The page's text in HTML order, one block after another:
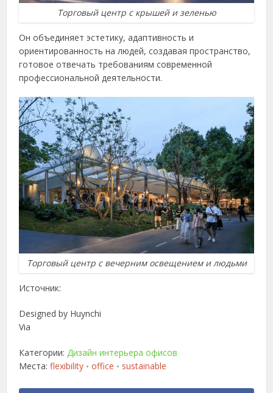
Торговый центр с крышей и зеленью
Он объединяет эстетику, адаптивность и
ориентированность на людей, создавая пространство,
готовое отвечать требованиям современной
профессиональной деятельности.
Торговый центр с вечерним освещением и людьми
Источник:
Designed by Huynchi
Via
Категории:Дизайн интерьера офисов
Места:flexibility • office • sustainable